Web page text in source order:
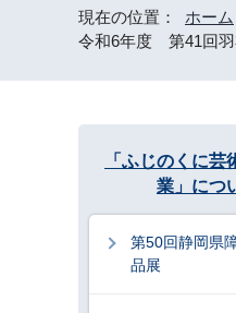
現在の位置： ホーム
令和6年度 第41回羽
「ふじのくに芸
業」につ
第50回静岡県
品展